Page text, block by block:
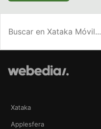
Xataka
Applesfera